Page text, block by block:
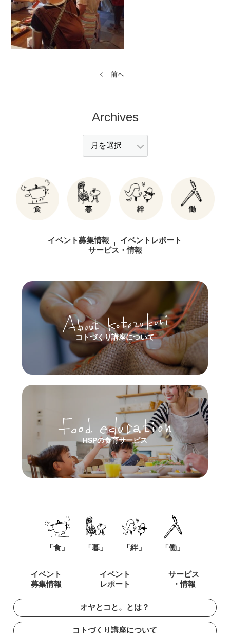
前へ
Archives
イベント募集情報
イベントレポート
サービス・情報
コトづくり講座について
HSPの食育サービス
「食」 「暮」 「絆」 「働」
イベント
募集情報
イベント
レポート
サービス
・情報
オヤとコと。とは？
コトづくり講座について